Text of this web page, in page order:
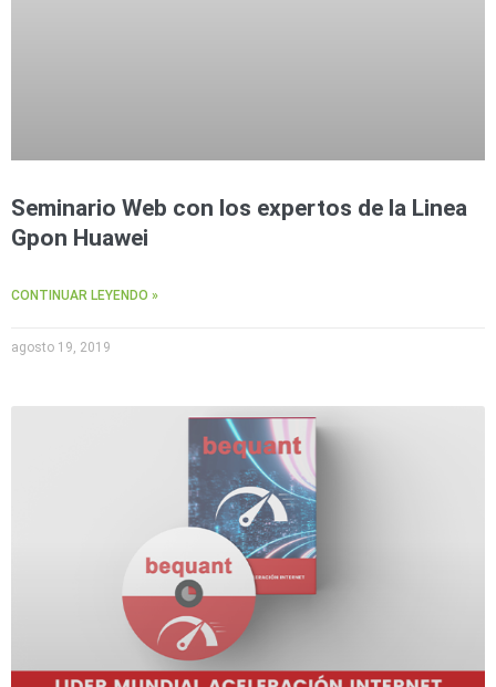
Seminario Web con los expertos de la Linea
Gpon Huawei
CONTINUAR LEYENDO »
agosto 19, 2019